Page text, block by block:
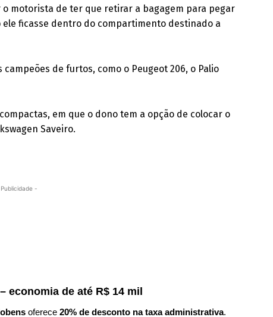
motorista de ter que retirar a bagagem para pegar
ficasse dentro do compartimento destinado a
de furtos, como o Peugeot 206, o Palio
em que o dono tem a opção de colocar o
Saveiro.
-
economia de até R$ 14 mil
oferece 20% de desconto na taxa administrativa.